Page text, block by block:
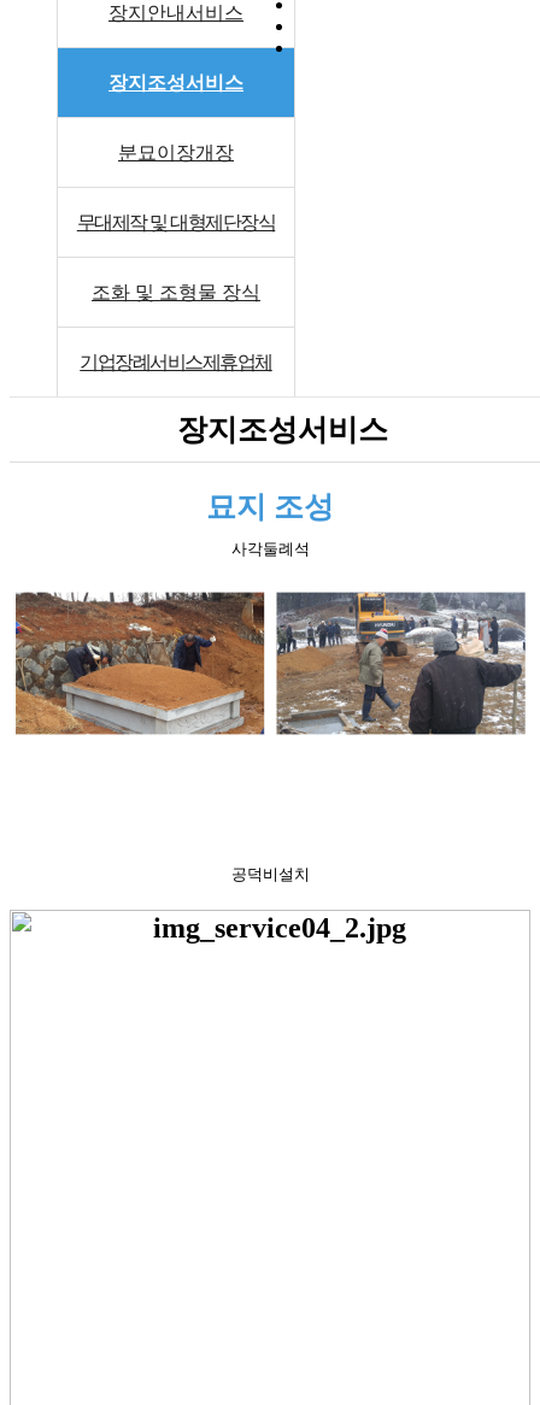
장지안내서비스
장지조성서비스
분묘이장개장
무대제작 및 대형제단장식
조화 및 조형물 장식
기업장례서비스제휴업체
장지조성서비스
묘지 조성
사각둘례석
공덕비설치